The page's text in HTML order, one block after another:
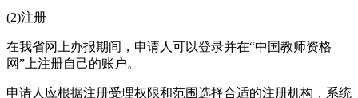
(2)注册
在我省网上办报期间，申请人可以登录并在“中国教师资格
网”上注册自己的账户。
申请人应根据注册受理权限和范围选择合适的注册机构，系统